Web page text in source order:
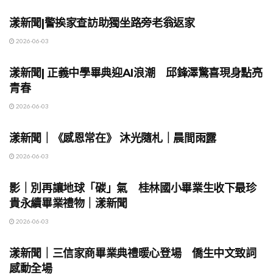
漾新聞|警挨家查訪助獨坐路旁老翁返家
2026-06-03
漾新聞| 正義中學畢典迎AI浪潮 邱鋒澤驚喜現身點亮
青春
2026-06-03
漾新聞｜《感恩常在》 沐光隨札｜晨間雨露
2026-06-03
影｜別再讓地球「碳」氣 桂林國小畢業生收下最珍
貴永續畢業禮物｜漾新聞
2026-06-03
漾新聞｜三信家商畢業典禮暖心登場 僑生中文致詞
感動全場